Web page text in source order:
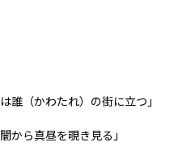
誰（かわたれ）の街に立つ」
から真昼を覗き見る」